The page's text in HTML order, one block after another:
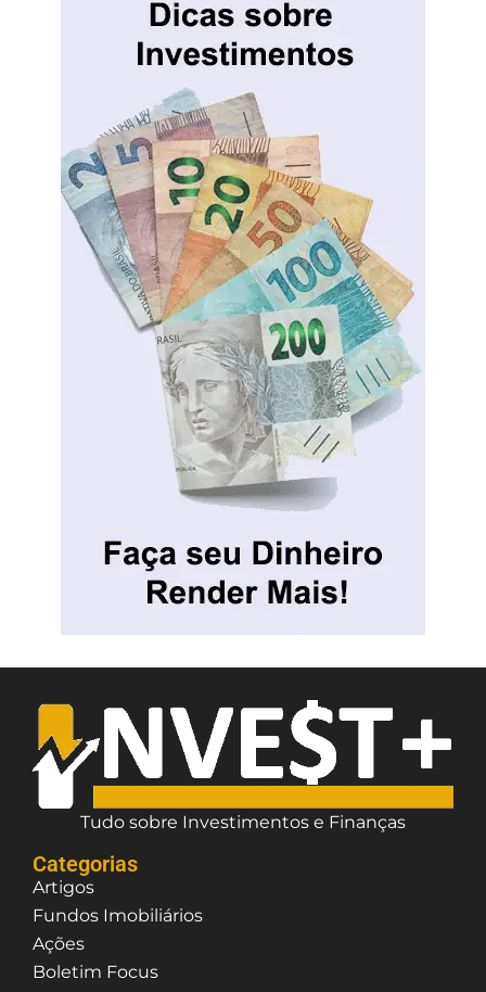
Tudo sobre Investimentos e Finanças
Categorias
Artigos
Fundos Imobiliários
Ações
Boletim Focus